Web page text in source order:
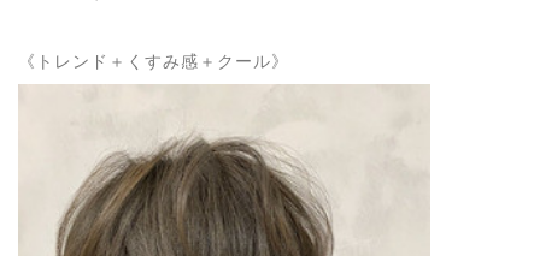
《トレンド＋くすみ感＋クール》